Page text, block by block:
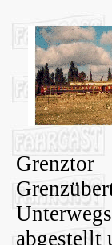
abgestellt